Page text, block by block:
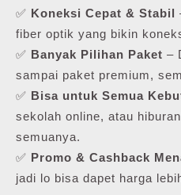
✅ Koneksi Cepat & Stabil
fiber optik yang bikin
✅ Banyak Pilihan Paket –
sampai paket premium,
✅ Bisa untuk Semua
sekolah online, atau
semuanya.
✅ Promo & Cashback
jadi lo bisa dapet harga